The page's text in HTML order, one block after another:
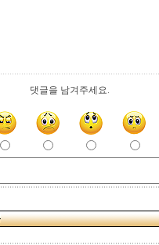
댓글을 남겨주세요.